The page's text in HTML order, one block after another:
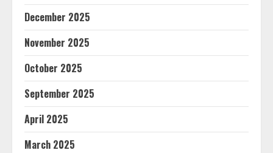
December 2025
November 2025
October 2025
September 2025
April 2025
March 2025